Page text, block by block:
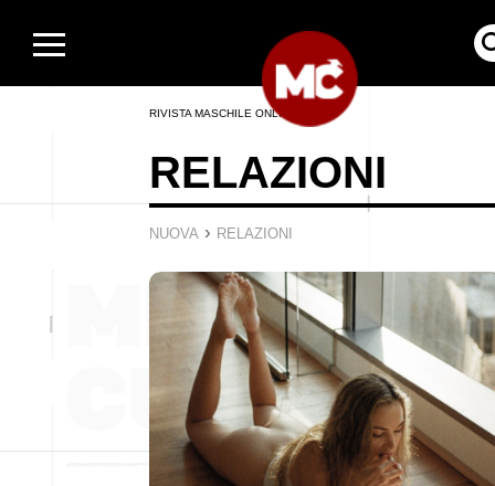
RIVISTA MASCHILE ONLINE
RELAZIONI
NUOVA › RELAZIONI